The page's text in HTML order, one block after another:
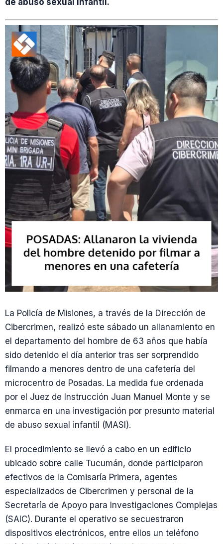
de abuso sexual infantil.
La Policía de Misiones, a través de la Dirección de
Cibercrimen, realizó este sábado un allanamiento en
el departamento del hombre de 63 años que había
sido detenido el día anterior tras ser sorprendido
filmando a menores dentro de una cafetería del
microcentro de Posadas. La medida fue ordenada
por el Juez de Instrucción Juan Manuel Monte y se
enmarca en una investigación por presunto material
de abuso sexual infantil (MASI).
El procedimiento se llevó a cabo en un edificio
ubicado sobre calle Tucumán, donde participaron
efectivos de la Comisaría Primera, agentes
especializados de Cibercrimen y personal de la
Secretaría de Apoyo para Investigaciones Complejas
(SAIC). Durante el operativo se secuestraron
dispositivos electrónicos, entre ellos un teléfono